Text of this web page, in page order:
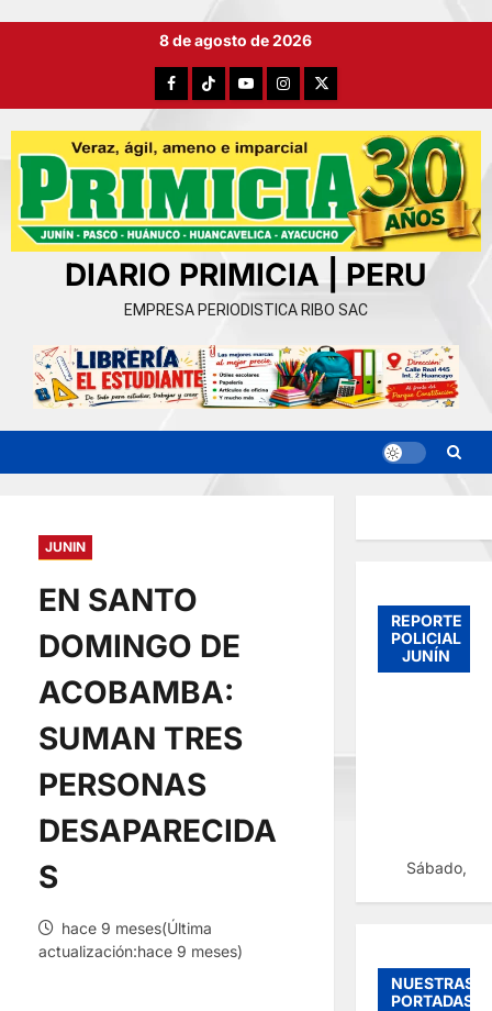
8 de agosto de 2026
FacebookTikTokYouTubeInstagram
X
DIARIO PRIMICIA | PERU
EMPRESA PERIODISTICA RIBO SAC
JUNIN
EN SANTO
DOMINGO DE
ACOBAMBA:
SUMAN TRES
PERSONAS
DESAPARECIDA
S
hace 9 meses(Última
actualización:hace 9 meses)
REPORTE
POLICIAL
JUNÍN
Sábado,
NUESTRAS
PORTADAS